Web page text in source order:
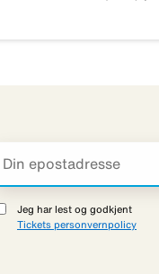
Jeg har lest og godkjent
Tickets personvernpolicy